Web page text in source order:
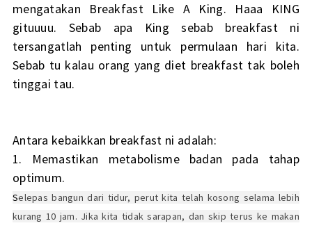
mengatakan Breakfast Like A King. Haaa KING
gituuuu. Sebab apa King sebab breakfast ni
tersangatlah penting untuk permulaan hari kita.
Sebab tu kalau orang yang diet breakfast tak boleh
tinggai tau.
Antara kebaikkan breakfast ni adalah:
1. Memastikan metabolisme badan pada tahap
optimum.
Selepas bangun dari tidur, perut kita telah kosong selama lebih
kurang 10 jam. Jika kita tidak sarapan, dan skip terus ke makan